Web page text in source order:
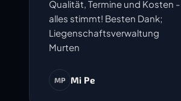
Qualität, Termine und Kosten -
alles stimmt! Besten Dank;
Liegenschaftsverwaltung
Murten
MP Mi Pe